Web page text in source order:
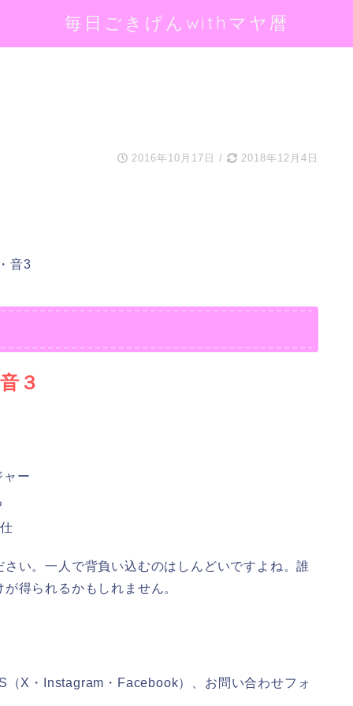
毎日ごきげんwithマヤ暦
2016年10月17日 / 2018年12月4日
３
ー
さい。一人で背負い込むのはしんどいですよね。誰
得られるかもしれません。
X・Instagram・Facebook）、お問い合わせフォ